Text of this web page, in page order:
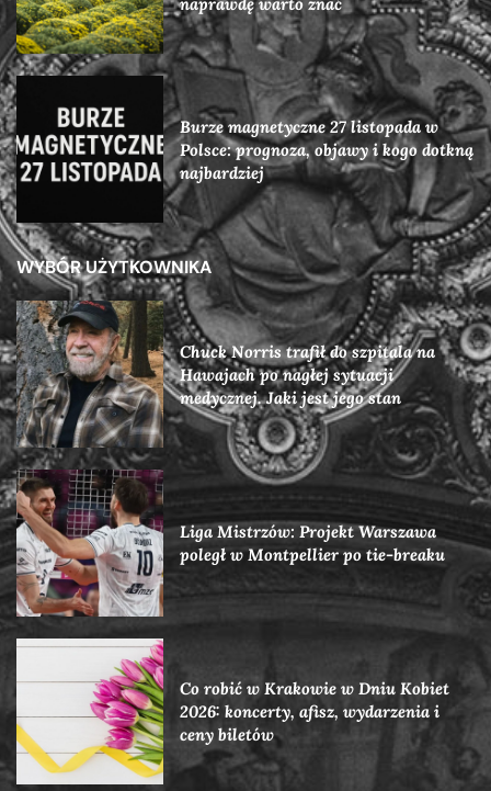
Burze magnetyczne 27 listopada w
Polsce: prognoza, objawy i kogo dotkną
najbardziej
WYBÓR UŻYTKOWNIKA
Chuck Norris trafił do szpitala na
Hawajach po nagłej sytuacji
medycznej. Jaki jest jego stan
Liga Mistrzów: Projekt Warszawa
poległ w Montpellier po tie-breaku
Co robić w Krakowie w Dniu Kobiet
2026: koncerty, afisz, wydarzenia i
ceny biletów